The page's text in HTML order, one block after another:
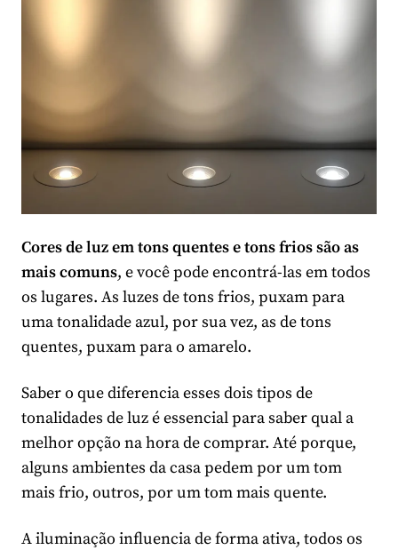
Cores de luz em tons quentes e tons frios são as
mais comuns, e você pode encontrá-las em todos
os lugares. As luzes de tons frios, puxam para
uma tonalidade azul, por sua vez, as de tons
quentes, puxam para o amarelo.
Saber o que diferencia esses dois tipos de
tonalidades de luz é essencial para saber qual a
melhor opção na hora de comprar. Até porque,
alguns ambientes da casa pedem por um tom
mais frio, outros, por um tom mais quente.
A iluminação influencia de forma ativa, todos os